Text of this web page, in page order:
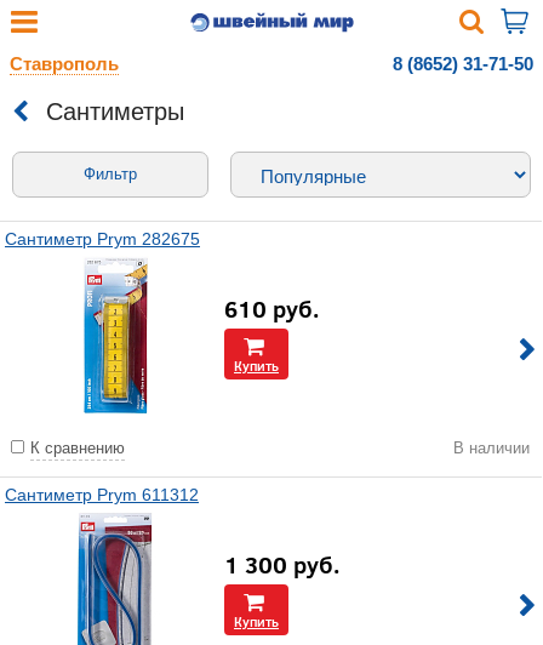
Ставрополь 8 (8652) 31-71-50
Сантиметры
Фильтр
Сантиметр Prym 282675
610 руб.
Купить
К сравнению В наличии
Сантиметр Prym 611312
1 300 руб.
Купить